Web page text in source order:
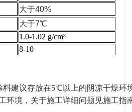
大于40%
大于7℃
1.0-1.02 g/cm³
8-10
料建议存放在5℃以上的阴凉干燥环
环境，关于施工详细问题见施工指